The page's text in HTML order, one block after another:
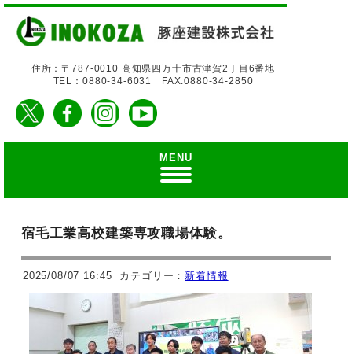
住所：〒787-0010 高知県四万十市古津賀2丁目6番地
TEL：0880-34-6031 FAX:0880-34-2850
MENU
宿毛工業高校建築専攻職場体験。
2025/08/07 16:45 カテゴリー： 新着情報